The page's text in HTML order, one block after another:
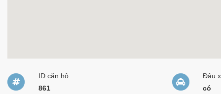
ID căn hộ
861
Đậu
có